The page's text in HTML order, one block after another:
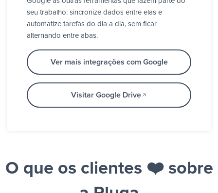
seu trabalho: sincronize dados entre elas e
automatize tarefas do dia a dia, sem ficar
alternando entre abas.
Ver mais integrações com Google
Visitar Google Drive
O que os clientes ❤️ sobre